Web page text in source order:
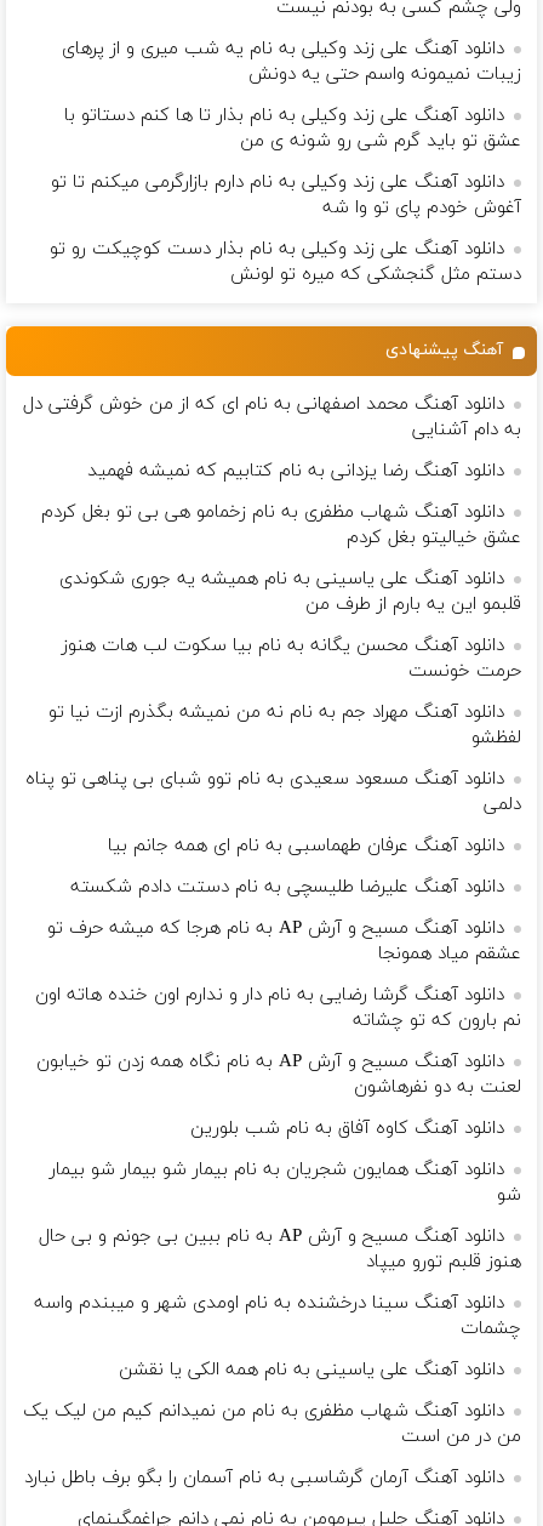
ولی چشم كسی به بودنم نیست
دانلود آهنگ علی زند وکیلی به نام یه شب میرى و از پرهای
زيبات نمیمونه واسم حتی یه دونش
دانلود آهنگ علی زند وکیلی به نام بذار تا ها كنم دستاتو با
عشق تو باید گرم شی رو شونه ى من
دانلود آهنگ علی زند وکیلی به نام دارم بازارگرمی میكنم تا تو
آغوش خودم پای تو وا شه
دانلود آهنگ علی زند وکیلی به نام بذار دست كوچیكت رو تو
دستم مثل گنجشكی كه میره تو لونش
آهنگ پیشنهادی
دانلود آهنگ محمد اصفهانی به نام ای که از من خوش گرفتی دل
به دام آشنایی
دانلود آهنگ رضا یزدانی به نام کتابیم که نمیشه فهمید
دانلود آهنگ شهاب مظفری به نام زﺧﻤﺎﻣﻮ ﻫﻰ ﺑﻰ ﺗﻮ ﺑﻐﻞ ﻛﺮدم
ﻋﺸﻖ ﺧﻴﺎﻟﻴﺘﻮ ﺑﻐﻞ ﻛﺮدم
دانلود آهنگ علی یاسینی به نام همیشه یه جوری شکوندی
قلبمو این یه بارم از طرف من
دانلود آهنگ محسن یگانه به نام بیا سکوت لب هات هنوز
حرمت خونست
دانلود آهنگ مهراد جم به نام نه من نمیشه بگذرم ازت نیا تو
لفظشو
دانلود آهنگ مسعود سعیدی به نام توو شبای بی پناهی تو پناه
دلمی
دانلود آهنگ عرفان طهماسبی به نام ای همه جانم بیا
دانلود آهنگ علیرضا طلیسچی به نام دستت دادم شکسته
دانلود آهنگ مسیح و آرش AP به نام هرجا که میشه حرف تو
عشقم میاد همونجا
دانلود آهنگ گرشا رضایی به نام دار و ندارم اون خنده هاته اون
نم بارون که تو چشاته
دانلود آهنگ مسیح و آرش AP به نام نگاه همه زدن تو خیابون
لعنت به دو نفرهاشون
دانلود آهنگ کاوه آفاق به نام شب بلورین
دانلود آهنگ همایون شجریان به نام بیمار شو بیمار شو بیمار
شو
دانلود آهنگ مسیح و آرش AP به نام ببین بی جونم و بی حال
هنوز قلبم تورو میپاد
دانلود آهنگ سینا درخشنده به نام اومدی شهر و میبندم واسه
چشمات
دانلود آهنگ علی یاسینی به نام همه الکی یا نقشن
دانلود آهنگ شهاب مظفری به نام من نمیدانم کیم من لیک یک
من در من است
دانلود آهنگ آرمان گرشاسبی به نام آسمان را بگو برف باطل نبارد
دانلود آهنگ جلیل پیرمومن به نام نمی دانم چراغمگینمای